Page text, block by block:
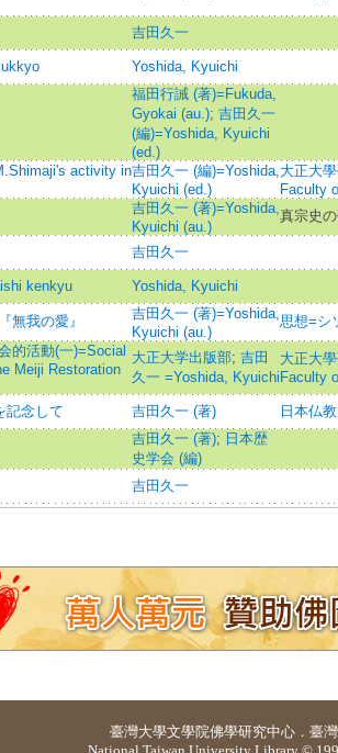
吉田久一
Yoshida, Kyuichi
福田行誡 (著)=Fukuda,
Gyokai (au.); 吉田久一
(編)=Yoshida, Kyuichi
(ed.)
activity in吉田久一 (編)=Yoshida,
Kyuichi (ed.)
大正大
Faculty
吉田久一 (著)=Yoshida,
Kyuichi (au.)
真宗史
吉田久一
kenkyu Yoshida, Kyuichi
無我の愛』
吉田久一 (著)=Yoshida,
Kyuichi (au.)
思想=シ
的活動(一)=Social
Meiji Restoration
大正大学出版部; 吉田
久一 =Yoshida, Kyuichi
大正大
Faculty
記念して 吉田久一 (著) 日本仏教
吉田久一 (著); 日本歴
史学会 (編)
吉田久一
臺灣大學文學院佛學研究中心 ． 臺